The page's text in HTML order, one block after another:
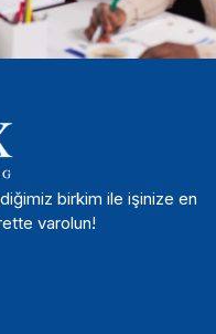
birkim ile işinize en
varolun!